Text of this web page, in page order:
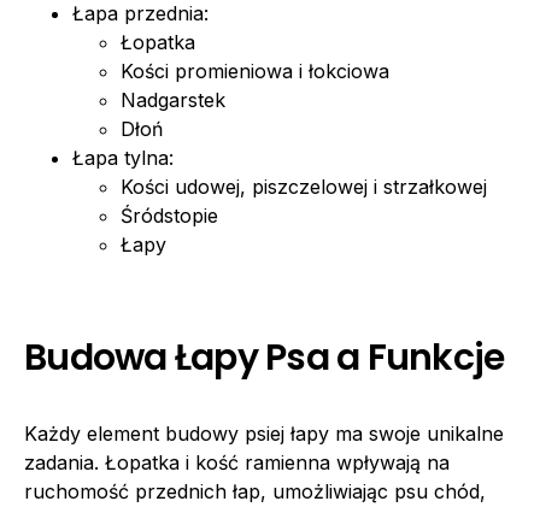
Łapa przednia:
Łopatka
Kości promieniowa i łokciowa
Nadgarstek
Dłoń
Łapa tylna:
Kości udowej, piszczelowej i strzałkowej
Śródstopie
Łapy
Budowa Łapy Psa a Funkcje
Każdy element budowy psiej łapy ma swoje unikalne
zadania. Łopatka i kość ramienna wpływają na
ruchomość przednich łap, umożliwiając psu chód,